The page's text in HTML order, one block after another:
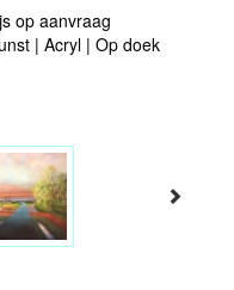
op aanvraag
| Acryl | Op doek